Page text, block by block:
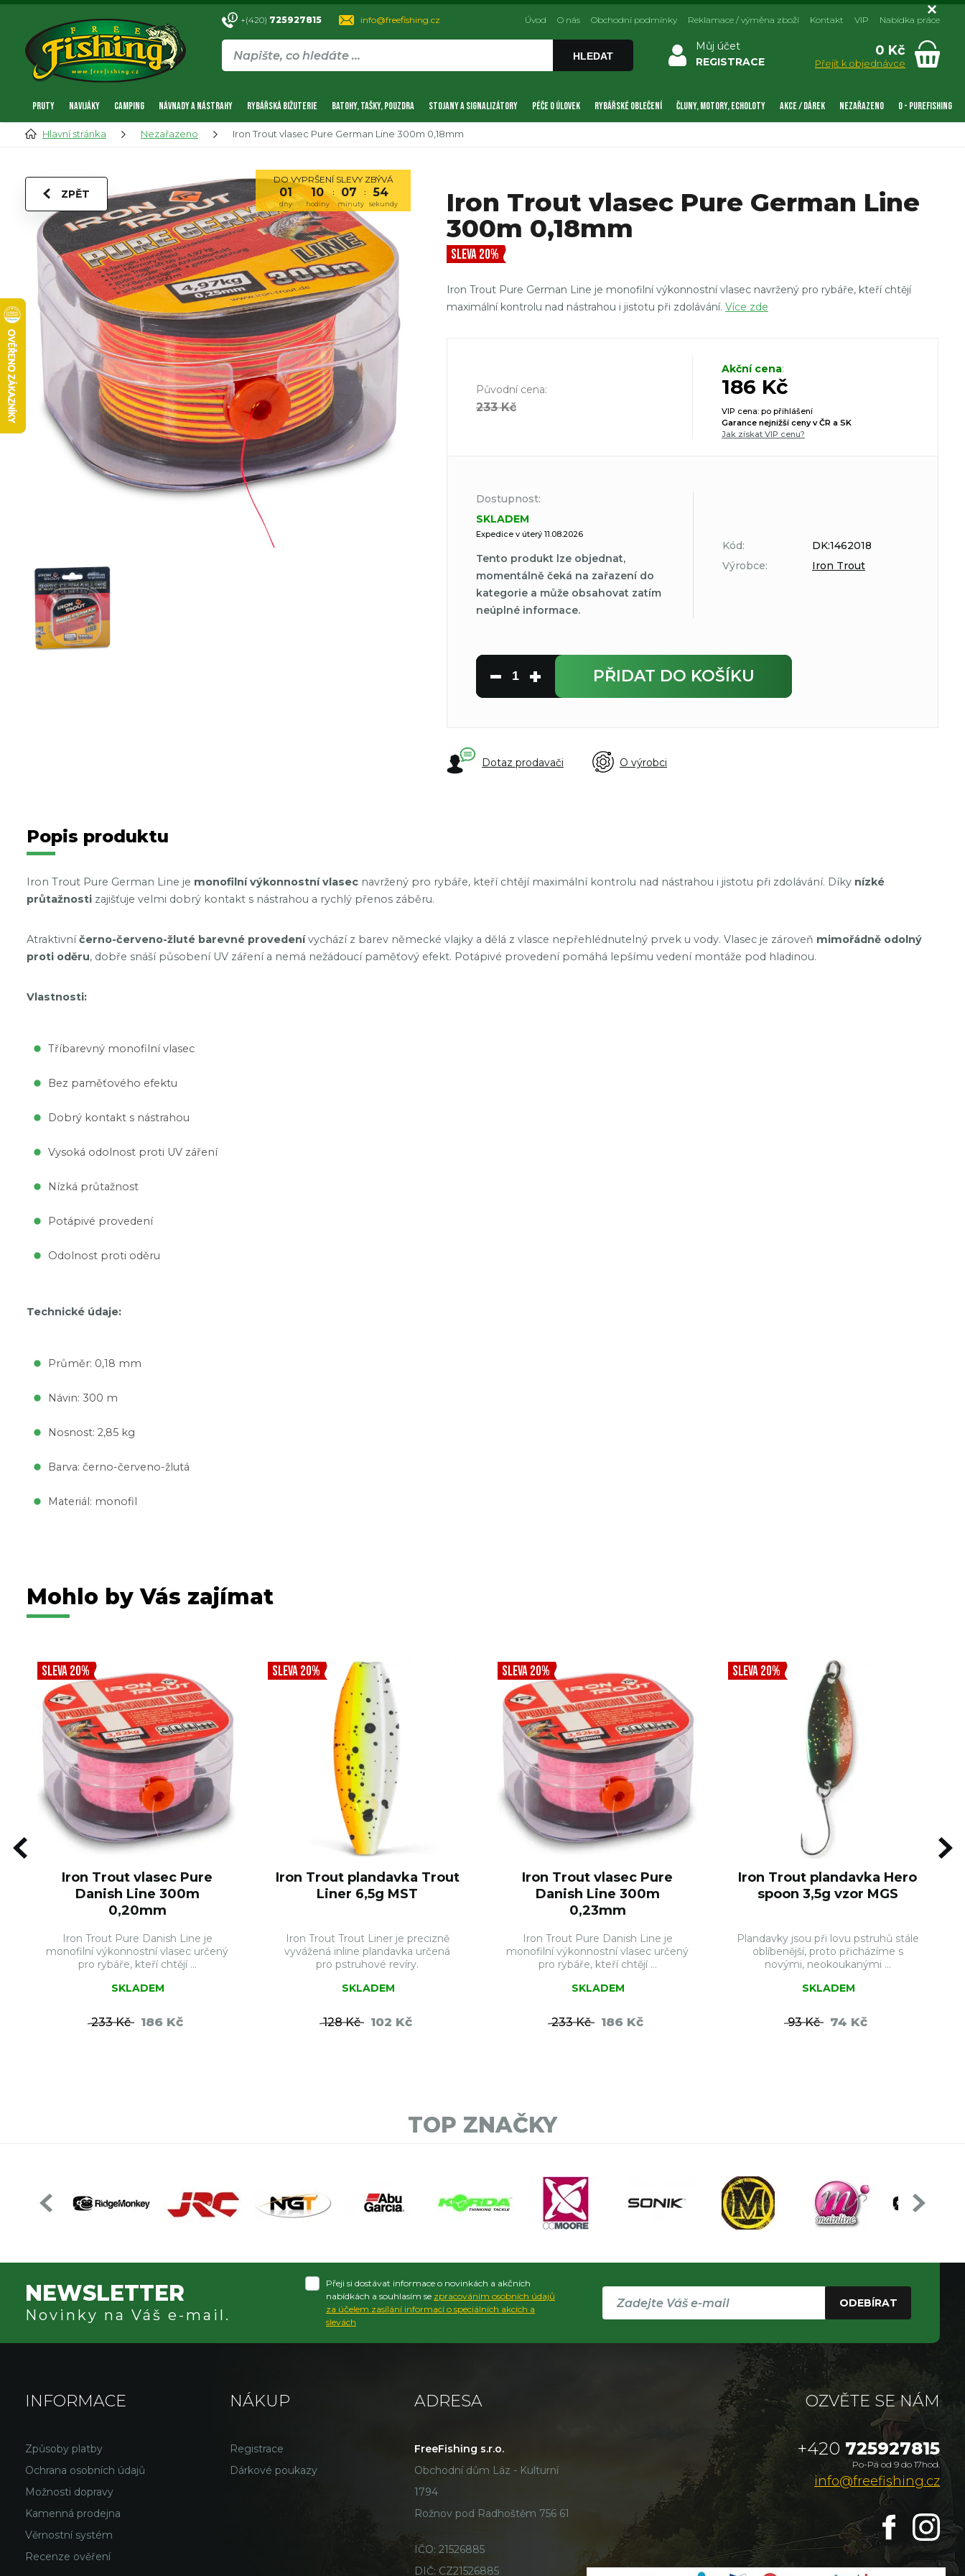
+(420) 725927815 info@freefishing.cz
HLEDAT
Můj účet
REGISTRACE
0 Kč
Přejít k objednávce
Úvod O nás Obchodní podmínky Reklamace / výměna zboží Kontakt VIP Nabídka práce
PRUTY NAVIJÁKY CAMPING NÁVNADY A NÁSTRAHY RYBÁŘSKÁ BIŽUTERIE BATOHY, TAŠKY, POUZDRA STOJANY A SIGNALIZÁTORY PÉČE O ÚLOVEK RYBÁŘSKÉ OBLEČENÍ ČLUNY, MOTORY, ECHOLOTY AKCE / DÁREK NEZAŘAZENO 0 - PUREFISHING
Hlavní stránka Nezařazeno Iron Trout vlasec Pure German Line 300m 0,18mm
ZPĚT
DO VYPRŠENÍ SLEVY ZBÝVÁ
01 10 : 07 : 53
dny hodiny minuty sekundy
Iron Trout vlasec Pure German Line
300m 0,18mm
SLEVA 20%
Iron Trout Pure German Line je monofilní výkonnostní vlasec navržený pro rybáře, kteří chtějí
maximální kontrolu nad nástrahou i jistotu při zdolávání. Více zde
Původní cena:
233 Kč
Akční cena:
186 Kč
VIP cena: po přihlášení
Garance nejnižší ceny v ČR a SK
Jak získat VIP cenu?
Dostupnost:
SKLADEM
Expedice v úterý 11.08.2026
Tento produkt lze objednat,
momentálně čeká na zařazení do
kategorie a může obsahovat zatím
neúplné informace.
Kód:
DK:1462018
Výrobce:
Iron Trout
PŘIDAT DO KOŠÍKU
Dotaz prodavači O výrobci
Popis produktu
Iron Trout Pure German Line je monofilní výkonnostní vlasec navržený pro rybáře, kteří chtějí maximální kontrolu nad nástrahou i jistotu při zdolávání. Díky nízké
průtažnosti zajišťuje velmi dobrý kontakt s nástrahou a rychlý přenos záběru.
Atraktivníčerno-červeno-žluté barevné provedenívychází z barev německé vlajky a dělá z vlasce nepřehlédnutelný prvek u vody. Vlasec je zároveň mimořádně odolný
proti oděru, dobře snáší působení UV záření a nemá nežádoucí paměťový efekt. Potápivé provedení pomáhá lepšímu vedení montáže pod hladinou.
Vlastnosti:
Tříbarevný monofilní vlasec
Bez paměťového efektu
Dobrý kontakt s nástrahou
Vysoká odolnost proti UV záření
Nízká průtažnost
Potápivé provedení
Odolnost proti oděru
Technické údaje:
Průměr: 0,18 mm
Návin: 300 m
Nosnost: 2,85 kg
Barva: černo-červeno-žlutá
Materiál: monofil
Mohlo by Vás zajímat
SLEVA 20%
Iron Trout vlasec Pure
Danish Line 300m
0,20mm
Iron Trout Pure Danish Line je
monofilní výkonnostní vlasec určený
pro rybáře, kteří chtějí ...
SKLADEM
233 Kč 186 Kč
SLEVA 20%
Iron Trout plandavka Trout
Liner 6,5g MST
Iron Trout Trout Liner je precizně
vyvážená inline plandavka určená
pro pstruhové revíry.
SKLADEM
128 Kč 102 Kč
SLEVA 20%
Iron Trout vlasec Pure
Danish Line 300m
0,23mm
Iron Trout Pure Danish Line je
monofilní výkonnostní vlasec určený
pro rybáře, kteří chtějí ...
SKLADEM
233 Kč 186 Kč
SLEVA 20%
Iron Trout plandavka Hero
spoon 3,5g vzor MGS
Plandavky jsou při lovu pstruhů stále
oblíbenější, proto přicházíme s
novými, neokoukanými ...
SKLADEM
93 Kč 74 Kč
TOP ZNAČKY
NEWSLETTER
Novinky na Váš e-mail.
Přeji si dostávat informace o novinkách a akčních
nabídkách a souhlasím se zpracováním osobních údajů
za účelem zasílání informací o speciálních akcích a
slevách
ODEBÍRAT
INFORMACE
Způsoby platby
Ochrana osobních údajů
Možnosti dopravy
Kamenná prodejna
Věrnostní systém
Recenze ověření
NÁKUP
Registrace
Dárkové poukazy
ADRESA
FreeFishing s.r.o.
Obchodní dům Láz - Kulturní
1794
Rožnov pod Radhoštěm 756 61
IČO: 21526885
DIČ: CZ21526885
OZVĚTE SE NÁM
+420 725927815
Po-Pá od 9 do 17hod.
info@freefishing.cz